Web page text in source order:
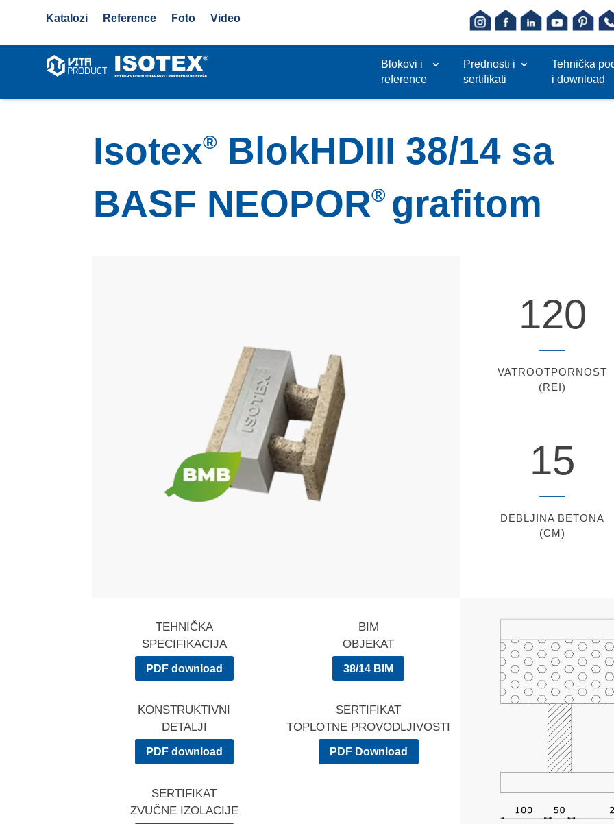
Katalozi Reference Foto Video
Blokovi i
reference
Prednosti i
sertifikati
Tehnička
i download
Isotex® BlokHDIII 38/14 sa
BASF NEOPOR® grafitom
120
VATROOTPORNOST
(REI)
15
DEBLJINA BETONA
(CM)
TEHNIČKA
SPECIFIKACIJA
PDF download
KONSTRUKTIVNI
DETALJI
PDF download
SERTIFIKAT
ZVUČNE IZOLACIJE
BIM
OBJEKAT
38/14 BIM
SERTIFIKAT
TOPLOTNE PROVODLJIVOSTI
PDF Download